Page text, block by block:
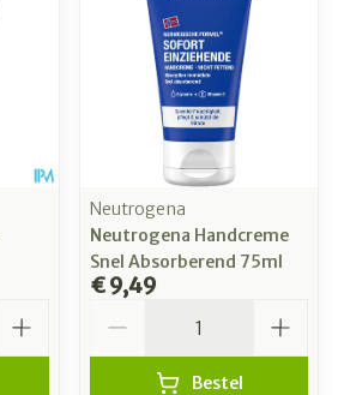
Neutrogena
Neutrogena Handcreme
Snel Absorberend 75ml
€ 9,49
Bestel